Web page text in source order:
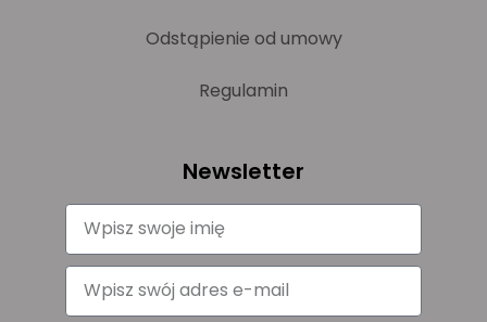
Odstąpienie od umowy
Regulamin
Newsletter